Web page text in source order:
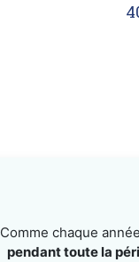
Comme chaque
pendant toute la